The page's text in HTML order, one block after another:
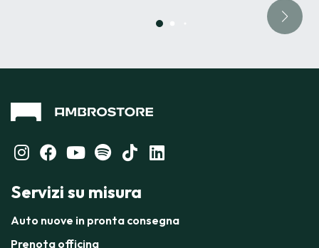
Servizi su misura
Auto nuove in pronta consegna
Prenota officina